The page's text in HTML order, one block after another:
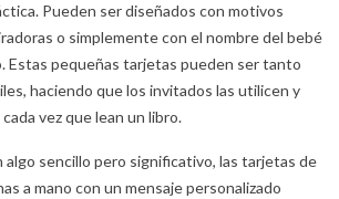
Pueden ser diseñados con motivos
o simplemente con el nombre del bebé
Estas pequeñas tarjetas pueden ser tanto
haciendo que los invitados las utilicen y
vez que lean un libro.
algo sencillo pero significativo, las tarjetas de
a mano con un mensaje personalizado